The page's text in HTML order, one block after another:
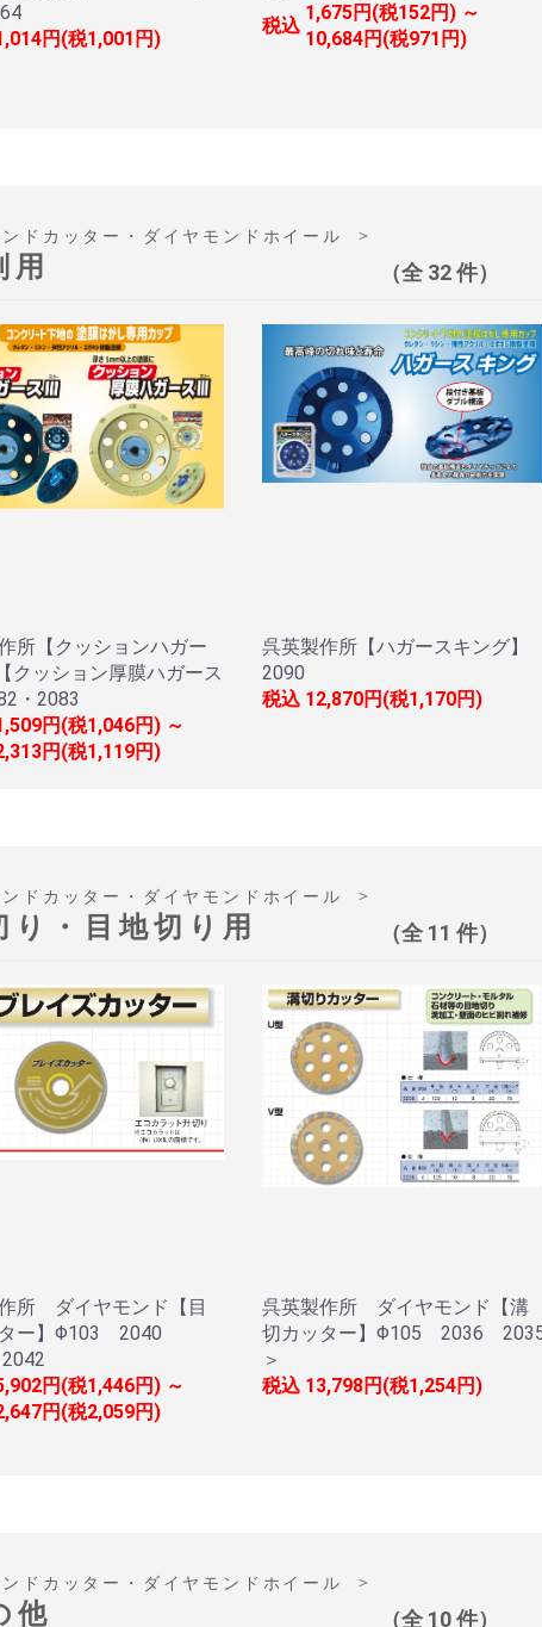
円(税1,001円)
税込
1,675円(税152円) ～
10,684円(税971円)
ドカッター・ダイヤモンドホイール ＞
用 （全 32 件）
所【クッションハガー
クッション厚膜ハガース
・2083
円(税1,046円) ～
円(税1,119円)
呉英製作所【ハガースキング】
2090
税込 12,870円(税1,170円)
ドカッター・ダイヤモンドホイール ＞
り・目地切り用 （全 11 件）
所 ダイヤモンド【目
ー】Φ103 2040
円(税1,446円) ～
円(税2,059円)
呉英製作所 ダイヤモンド【溝
切カッター】Φ105 2036
＞
税込 13,798円(税1,254円)
ドカッター・ダイヤモンドホイール ＞
他 （全 10 件）